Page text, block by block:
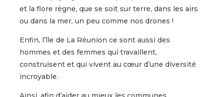
et la flore règne, que se soit sur terre, dans les airs
ou dans la mer, un peu comme nos drones !
Enfin, l’île de La Réunion ce sont aussi des
hommes et des femmes qui travaillent,
construisent et qui vivent au cœur d’une diversité
incroyable.